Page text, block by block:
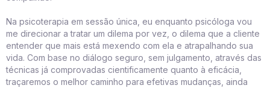
Na psicoterapia em sessão única, eu enquanto psicóloga vou
me direcionar a tratar um dilema por vez, o dilema que a cliente
entender que mais está mexendo com ela e atrapalhando sua
vida. Com base no diálogo seguro, sem julgamento, através das
técnicas já comprovadas cientificamente quanto à eficácia,
traçaremos o melhor caminho para efetivas mudanças, ainda